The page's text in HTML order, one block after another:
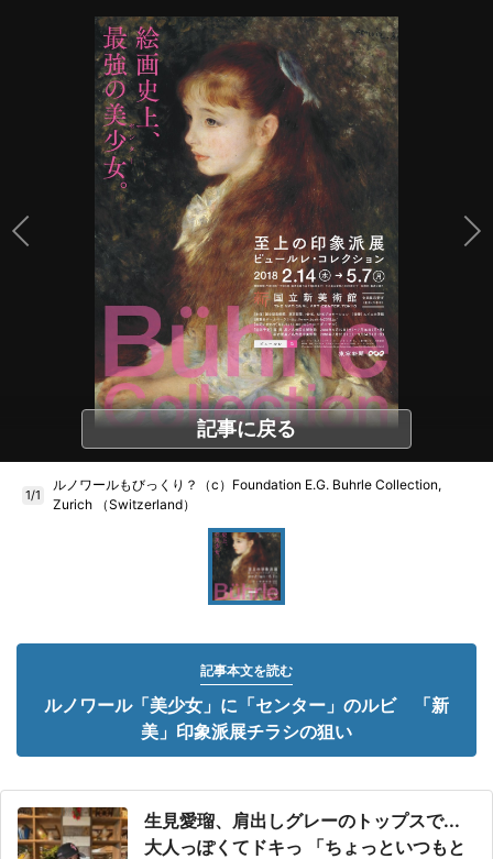
記事に戻る
1/1
ルノワールもびっくり？（c）Foundation E.G. Buhrle Collection,
Zurich （Switzerland）
記事本文を読む
ルノワール「美少女」に「センター」のルビ 「新
美」印象派展チラシの狙い
生見愛瑠、肩出しグレーのトップスで...
大人っぽくてドキっ 「ちょっといつもと